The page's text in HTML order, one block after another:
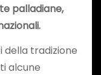
palladiane,
tradizione
alcune